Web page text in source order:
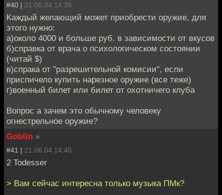
#40 | 21.06.04 14:35
Каждый желающий может приобрести оружие, для
этого нужно:
а)около 4000 и больше руб. в зависимости от вкусов
б)справка от врача о психологическом состоянии
(читай $)
в)спрака от "разрешительной комисии", если
приспичело купить нарезное оружие (все теже)
г)военный билет или билет от охотничего клуба
Вопрос а зачем это обычному человеку
огнестрельное оружие?
Goblin »
#41 | 21.06.04 14:45
2 Todesser
> Вам сейчас интересна только музыка ПМк?